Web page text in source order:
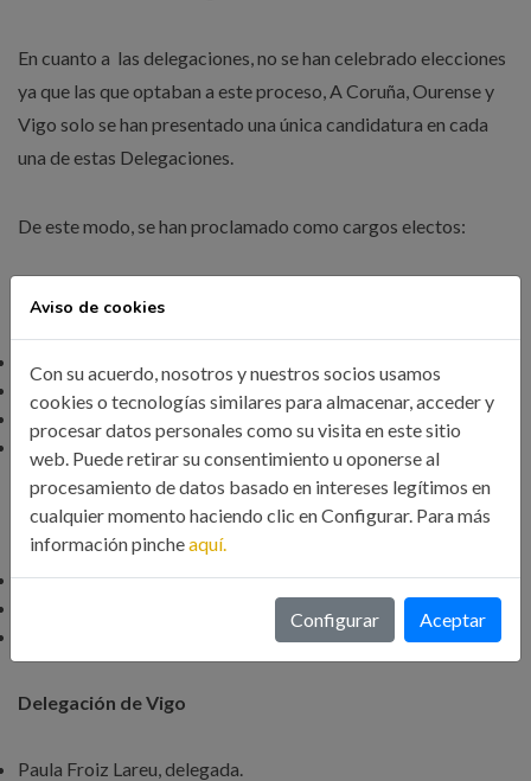
En cuanto a las delegaciones, no se han celebrado elecciones
ya que las que optaban a este proceso, A Coruña, Ourense y
Vigo solo se han presentado una única candidatura en cada
una de estas Delegaciones.
De este modo, se han proclamado como cargos electos:
Laura Rodríguez Couce, subdelegada.
Javier Calvo Espasandín, vocal 1.
Alberto Vázquez Garea, vocal 2.
Delegación de Ourense
Eduardo Balvís Outeiriño, delegado.
Ricardo Bendaña Jácome, subdelegado.
Delegación de Vigo
Paula Froiz Lareu, delegada.
Aviso de cookies
Con su acuerdo, nosotros y nuestros socios usamos
cookies o tecnologías similares para almacenar, acceder y
procesar datos personales como su visita en este sitio
web. Puede retirar su consentimiento u oponerse al
procesamiento de datos basado en intereses legítimos en
cualquier momento haciendo clic en Configurar. Para más
información pincheaquí.
Configurar Aceptar